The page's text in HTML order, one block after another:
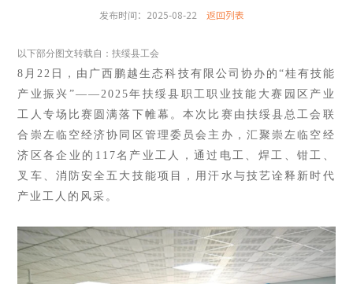
发布时间：2025-08-22 返回列表
以下部分图文转载自：扶绥县工会
8月22日，由 广西鹏越生态科技有限公司协办的 “桂有技能
产业振兴”——2025年扶绥县职工职业技能大赛园区产业
工人专场比赛圆满落下帷幕。本次比赛 由扶绥县总工会联
合崇左临空经济协同区管理委员会主办，汇聚 崇左临空经
济区各企业的 117名产业工人，通过 电工、焊工、钳工、
叉车、消防安全五大技能项目， 用汗水与技艺诠释新时代
产 业工人的风采。